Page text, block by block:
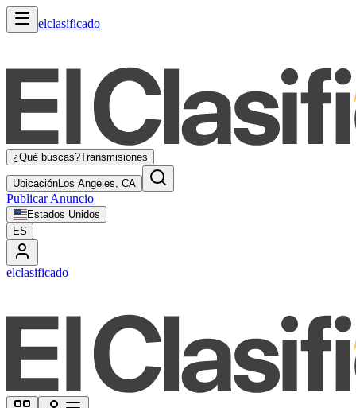
elclasificado
¿Qué buscas?Transmisiones
UbicaciónLos Angeles, CA
Publicar Anuncio
Estados Unidos
ES
elclasificado